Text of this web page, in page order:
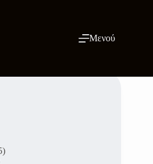
Μενού